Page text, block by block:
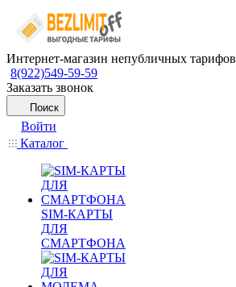
Интернет-магазин непубличных тарифов
8(922)549-59-59
Заказать звонок
Поиск
Войти
Каталог
SIM-КАРТЫ
ДЛЯ
СМАРТФОНА